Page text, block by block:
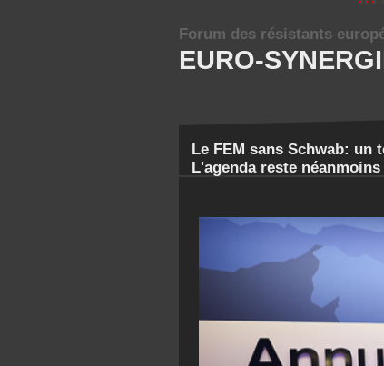
EURO-
Forum des résistants
Le FEM sans Schwab: un
L'agenda reste